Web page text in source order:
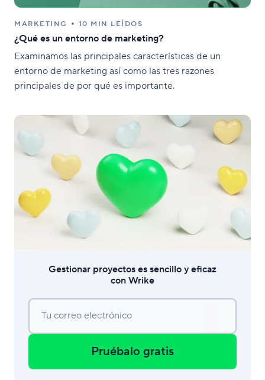
MARKETING 10 MIN LEÍDOS
¿Qué es un entorno de marketing?
Examinamos las principales características de un
entorno de marketing así como las tres razones
principales de por qué es importante.
Gestionar proyectos es sencillo y eficaz
con Wrike
Tu correo electrónico
Pruébalo gratis